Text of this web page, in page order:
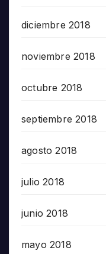
diciembre 2018
noviembre 2018
octubre 2018
septiembre 2018
agosto 2018
julio 2018
junio 2018
mayo 2018